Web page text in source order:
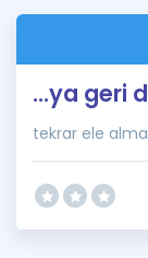
İngilizce
...ya geri
tekrar ele